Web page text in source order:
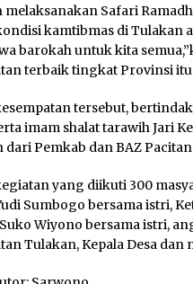
melaksanakan Safari
kamtibmas di Tulakan
barokah untuk kita
terbaik tingkat Provinsi
tersebut,
imam shalat tarawih Jari
dari Pemkab dan BAZ
yang diikuti 300
Sumbogo bersama istri,
Wiyono bersama istri,
Tulakan, Kepala Desa dan